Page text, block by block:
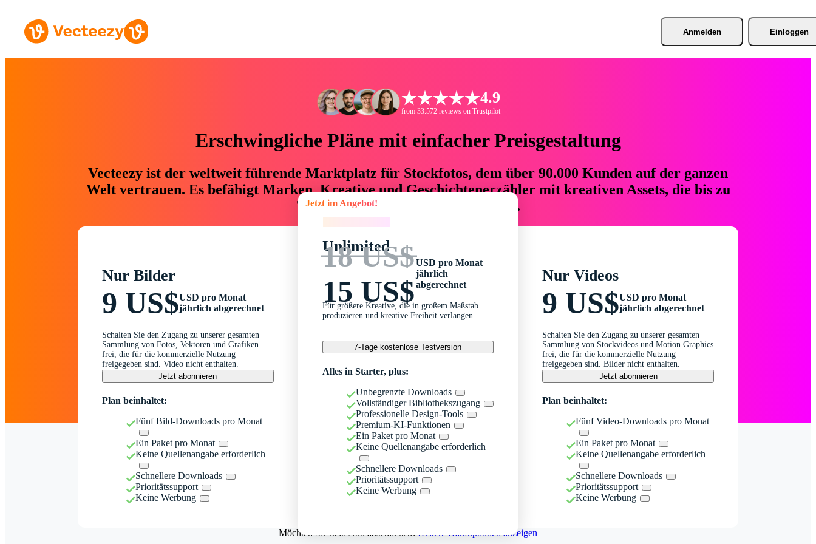
Anmelden Einloggen
4.9
from 33.572 reviews on Trustpilot
Erschwingliche Pläne mit einfacher Preisgestaltung
Vecteezy ist der weltweit führende Marktplatz für Stockfotos, dem über 90.000 Kunden auf der ganzen
Welt vertrauen. Es befähigt Marken, Kreative und Geschichtenerzähler mit kreativen Assets, die bis zu
76 % an Zeit und Budget einsparen.
Nur Bilder
9 US$USD pro Monat
jährlich abgerechnet
Schalten Sie den Zugang zu unserer gesamten
Sammlung von Fotos, Vektoren und Grafiken
frei, die für die kommerzielle Nutzung
freigegeben sind. Video nicht enthalten.
Jetzt abonnieren
Plan beinhaltet:
Fünf Bild-Downloads pro Monat
Ein Paket pro Monat
Keine Quellenangabe erforderlich
Schnellere Downloads
Prioritätssupport
Keine Werbung
Jetzt im Angebot!
Unlimited
18 US$
15 US$
USD pro Monat
jährlich
abgerechnet
Für größere Kreative, die in großem Maßstab
produzieren und kreative Freiheit verlangen
7-Tage kostenlose Testversion
Alles in Starter, plus:
Unbegrenzte Downloads
Vollständiger Bibliothekszugang
Professionelle Design-Tools
Premium-KI-Funktionen
Ein Paket pro Monat
Keine Quellenangabe erforderlich
Schnellere Downloads
Prioritätssupport
Keine Werbung
Nur Videos
9 US$USD pro Monat
jährlich abgerechnet
Schalten Sie den Zugang zu unserer gesamten
Sammlung von Stockvideos und Motion Graphics
frei, die für die kommerzielle Nutzung
freigegeben sind. Bilder nicht enthalten.
Jetzt abonnieren
Plan beinhaltet:
Fünf Video-Downloads pro Monat
Ein Paket pro Monat
Keine Quellenangabe erforderlich
Schnellere Downloads
Prioritätssupport
Keine Werbung
Möchten Sie kein Abo abschließen?Weitere Kaufoptionen anzeigen